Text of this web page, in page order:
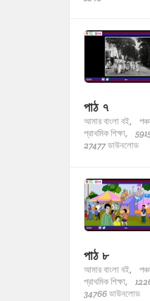
পাঠ ৭
আমার বাংলা বই,
প্রাথমিক শিক্ষা,
27477 ডাউনলোড
পাঠ ৮
আমার বাংলা বই,
প্রাথমিক শিক্ষা,
34766 ডাউনলোড